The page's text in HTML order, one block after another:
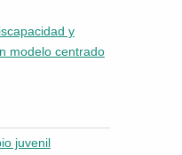
y
modelo centrado
juvenil